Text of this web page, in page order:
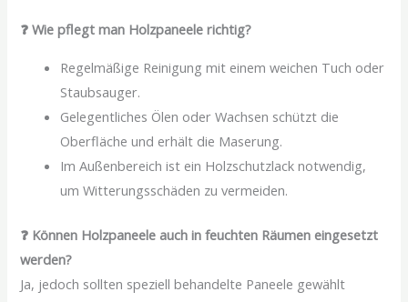
❓ Wie pflegt man Holzpaneele richtig?
Regelmäßige Reinigung mit einem weichen Tuch oder
Staubsauger.
Gelegentliches Ölen oder Wachsen schützt die
Oberfläche und erhält die Maserung.
Im Außenbereich ist ein Holzschutzlack notwendig,
um Witterungsschäden zu vermeiden.
❓ Können Holzpaneele auch in feuchten Räumen eingesetzt
werden?
Ja, jedoch sollten speziell behandelte Paneele gewählt